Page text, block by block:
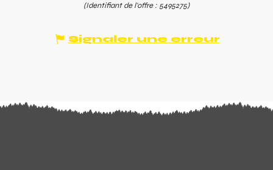
(Identifiant de l'offre : 5495275)
Signaler une erreur